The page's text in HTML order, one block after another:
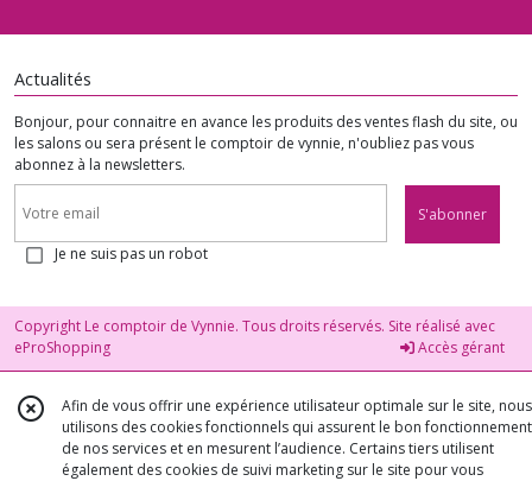
Actualités
Bonjour, pour connaitre en avance les produits des ventes flash du site, ou
les salons ou sera présent le comptoir de vynnie, n'oubliez pas vous
abonnez à la newsletters.
S'abonner
Je ne suis pas un robot
Copyright Le comptoir de Vynnie. Tous droits réservés. Site réalisé avec
eProShopping
Accès gérant
Afin de vous offrir une expérience utilisateur optimale sur le site, nous
utilisons des cookies fonctionnels qui assurent le bon fonctionnement
de nos services et en mesurent l’audience. Certains tiers utilisent
également des cookies de suivi marketing sur le site pour vous